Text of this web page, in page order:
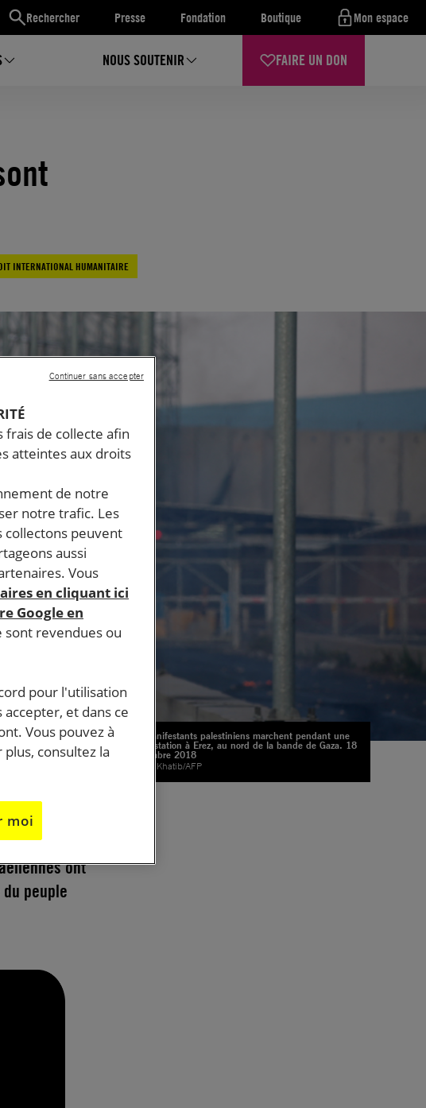
Rechercher Presse Fondation Boutique Mon espace
NOUS SOUTENIR FAIRE UN DON
INTERNATIONAL HUMANITAIRE
Des manifestants palestiniens marchent pendant une
manifestation à Erez, au nord de la bande de Gaza. 18
Septembre 2018
© Said Khatib/AFP
long
lois,
ont
peuple
frais de collecte afin
atteintes aux droits
de notre
notre trafic. Les
collectons peuvent
aussi
Vous
en cliquant ici
Google en
sont revendues ou
pour l'utilisation
et dans ce
Vous pouvez à
consultez la
moi
Continuer sans accepter